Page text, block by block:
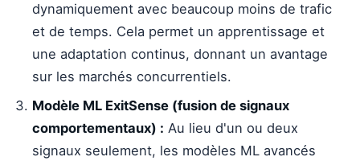
dynamiquement avec beaucoup moins de trafic
et de temps. Cela permet un apprentissage et
une adaptation continus, donnant un avantage
sur les marchés concurrentiels.
Modèle ML ExitSense (fusion de signaux
comportementaux) : Au lieu d'un ou deux
signaux seulement, les modèles ML avancés